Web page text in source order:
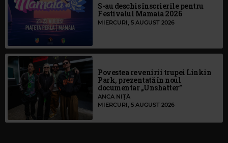
S-au deschis înscrierile pentru
Festivalul Mamaia 2026
MIERCURI, 5 AUGUST 2026
Povestea revenirii trupei Linkin
Park, prezentată în noul
documentar „Unshatter”
ANCA NIȚĂ
MIERCURI, 5 AUGUST 2026